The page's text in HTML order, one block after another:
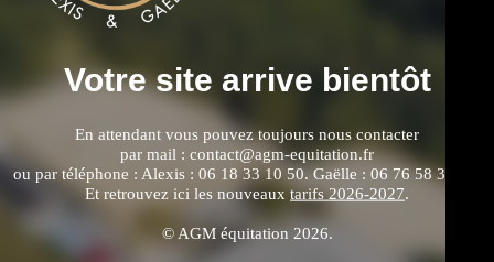
Votre site arrive bientôt
En attendant vous pouvez toujours nous contacter
par mail : contact@agm-equitation.fr
ou par téléphone : Alexis : 06 18 33 10 50. Gaëlle : 06 76 58 33 64.
Et retrouvez ici les nouveaux tarifs 2026-2027.
© AGM équitation 2026.